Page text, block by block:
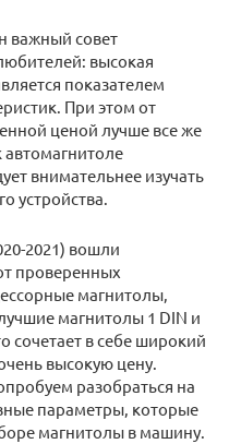
важный совет
высокая
показателем
При этом от
ценой лучше все же
автомагнитоле
внимательнее изучать
устройства.
2021) вошли
проверенных
магнитолы,
магнитолы 1 DIN и
сочетает в себе широкий
высокую цену.
разобраться на
параметры, которые
магнитолы в машину.